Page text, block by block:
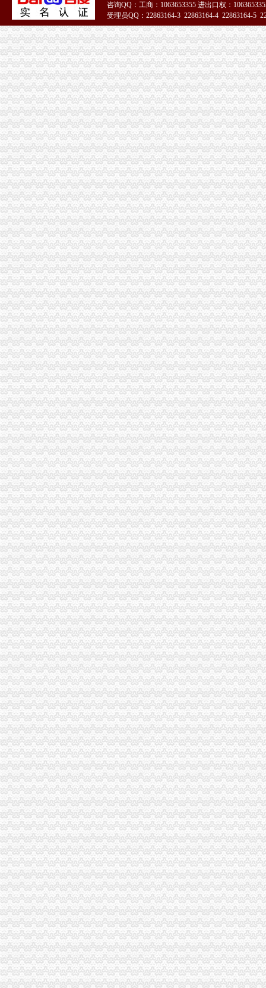
：重庆燃气2017年第一季度报告_（）_公告正文
重庆沙坪坝童家桥歌手招聘网_重庆沙坪坝童家桥歌手人才网_重庆沙坪
重庆康名士办公用品商贸有限公司生意旺铺
华星创业：申万宏源证券承销保荐有限责任公司关于公司发行股份购买
重庆燃气：2017年第一季度报告_重庆燃气（）_公告正文_财
金融街控股股份有限公司公开发行2009年第一期公司券募集说明书摘
重庆市沙坪坝区信诚橡胶制品厂2017招聘信息_电话_地址-中华英才网
重庆燃气：2017年半年度报告（2017-08-30）_重庆燃气（）
证券日报-重庆燃气集团股份有限公司2017年第一季度报告正文
咨询QQ：工商：1063653355 进出口权：
受理员QQ：22863164-3 22863164-4 22863164-5
51La